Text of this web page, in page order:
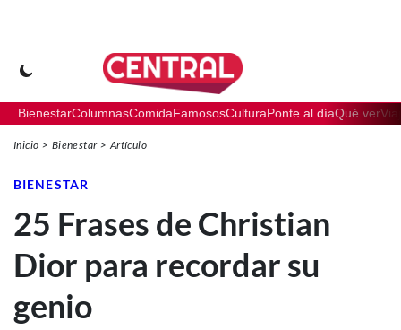
BienestarColumnasComidaFamososCulturaPonte al díaQué ver
Inicio Bienestar Artículo
BIENESTAR
25 Frases de Christian
Dior para recordar su
genio